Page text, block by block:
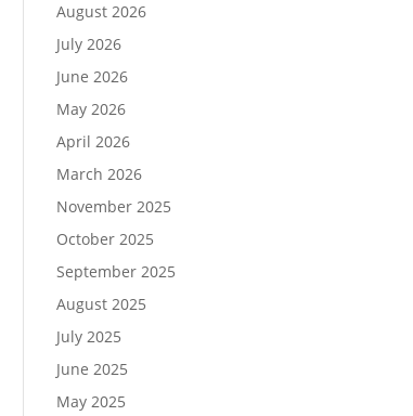
August 2026
July 2026
June 2026
May 2026
April 2026
March 2026
November 2025
October 2025
September 2025
August 2025
July 2025
June 2025
May 2025